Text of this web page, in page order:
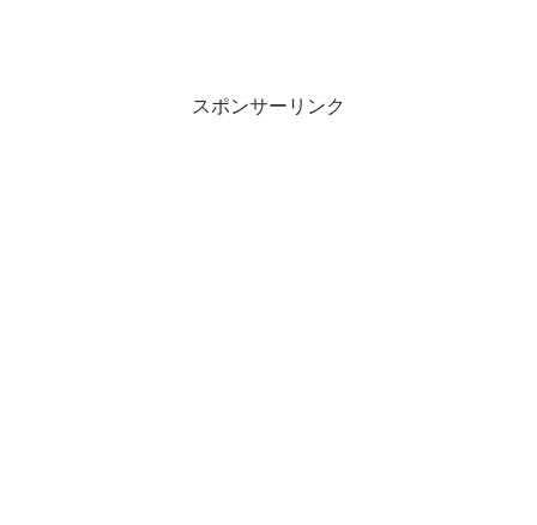
スポンサーリンク